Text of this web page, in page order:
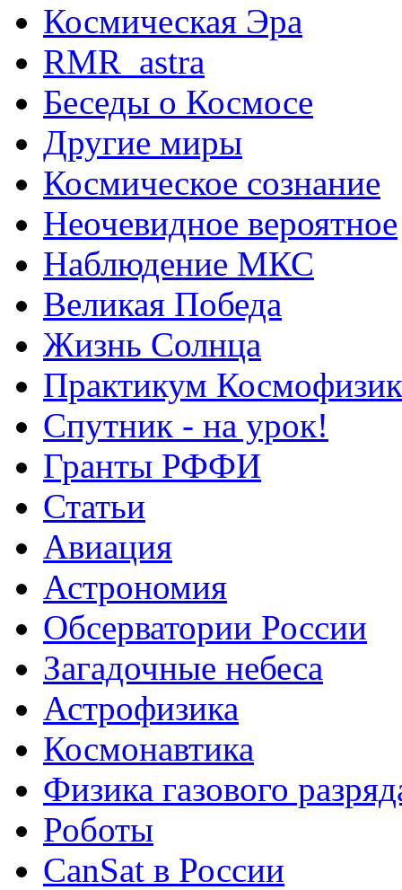
Космическая Эра
RMR_astra
Беседы о Космосе
Другие миры
Космическое сознание
Неочевидное вероятное
Наблюдение МКС
Великая Победа
Жизнь Солнца
Практикум
Спутник - на урок!
Гранты РФФИ
Статьи
Авиация
Астрономия
Обсерватории России
Загадочные небеса
Астрофизика
Космонавтика
Физика газового
Роботы
CanSat в России